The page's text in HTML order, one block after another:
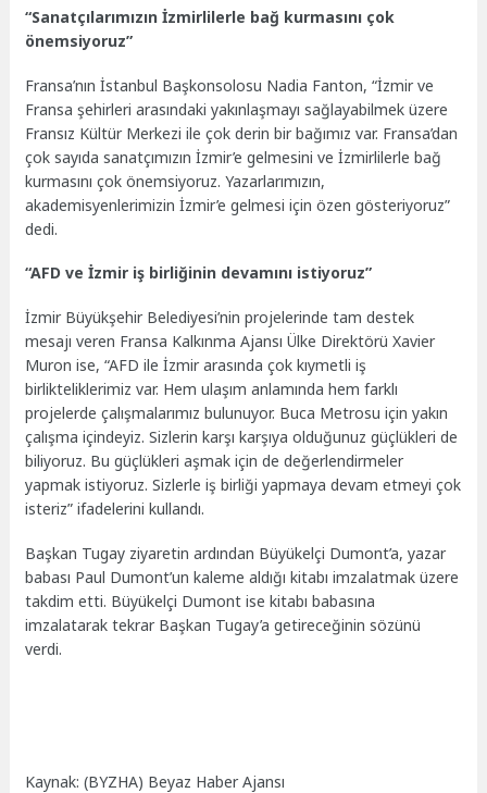
“Sanatçılarımızın İzmirlilerle bağ kurmasını çok
önemsiyoruz”
Fransa’nın İstanbul Başkonsolosu Nadia Fanton, “İzmir ve
Fransa şehirleri arasındaki yakınlaşmayı sağlayabilmek üzere
Fransız Kültür Merkezi ile çok derin bir bağımız var. Fransa’dan
çok sayıda sanatçımızın İzmir’e gelmesini ve İzmirlilerle bağ
kurmasını çok önemsiyoruz. Yazarlarımızın,
akademisyenlerimizin İzmir’e gelmesi için özen gösteriyoruz”
dedi.
“AFD ve İzmir iş birliğinin devamını istiyoruz”
İzmir Büyükşehir Belediyesi’nin projelerinde tam destek
mesajı veren Fransa Kalkınma Ajansı Ülke Direktörü Xavier
Muron ise, “AFD ile İzmir arasında çok kıymetli iş
birlikteliklerimiz var. Hem ulaşım anlamında hem farklı
projelerde çalışmalarımız bulunuyor. Buca Metrosu için yakın
çalışma içindeyiz. Sizlerin karşı karşıya olduğunuz güçlükleri de
biliyoruz. Bu güçlükleri aşmak için de değerlendirmeler
yapmak istiyoruz. Sizlerle iş birliği yapmaya devam etmeyi çok
isteriz” ifadelerini kullandı.
Başkan Tugay ziyaretin ardından Büyükelçi Dumont’a, yazar
babası Paul Dumont’un kaleme aldığı kitabı imzalatmak üzere
takdim etti. Büyükelçi Dumont ise kitabı babasına
imzalatarak tekrar Başkan Tugay’a getireceğinin sözünü
verdi.
Kaynak: (BYZHA) Beyaz Haber Ajansı